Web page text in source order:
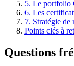
5. Le portfolio
6. Les
7. Stratégie de
Points clés à
Questions